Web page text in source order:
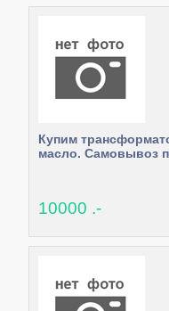
Купим
масло. Самовывоз
10000 .-